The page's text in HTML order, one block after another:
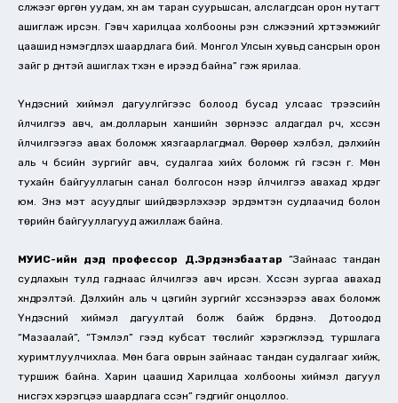
сүлжээг өргөн уудам, хүн ам таран суурьшсан, алслагдсан орон нутагт
ашиглаж ирсэн. Гэвч харилцаа холбооны үүрэн сүлжээний хүртээмжийг
цаашид нэмэгдүүлэх шаардлага бий. Монгол Улсын хувьд сансрын орон
зайг үр дүнтэй ашиглах түүхэн үе ирээд байна” гэж ярилаа.
Үндэсний хиймэл дагуулгүйгээс болоод бусад улсаас түрээсийн
үйлчилгээ авч, ам.долларын ханшийн зөрүүнээс алдагдал үүрч, хүссэн
үйлчилгээгээ авах боломж хязгаарлагдмал. Өөрөөр хэлбэл, дэлхийн
аль ч бүсийн зургийг авч, судалгаа хийх боломж үгүй гэсэн үг. Мөн
тухайн байгууллагын санал болгосон үнээр үйлчилгээ авахад хүрдэг
юм. Энэ мэт асуудлыг шийдвэрлэхээр эрдэмтэн судлаачид болон
төрийн байгууллагууд ажиллаж байна.
МУИС-ийн дэд профессор Д.Эрдэнэбаатар “Зайнаас тандан
судлахын тулд гаднаас үйлчилгээ авч ирсэн. Хүссэн зургаа авахад
хүндрэлтэй. Дэлхийн аль ч цэгийн зургийг хүссэнээрээ авах боломж
Үндэсний хиймэл дагуултай болж байж бүрдэнэ. Дотоодод
“Мазаалай”, “Тэмүүлэл” гээд кубсат төслийг хэрэгжүүлээд, туршлага
хуримтлуулчихлаа. Мөн бага оврын зайнаас тандан судалгааг хийж,
туршиж байна. Харин цаашид Харилцаа холбооны хиймэл дагуул
нисгэх хэрэгцээ шаардлага үүссэн” гэдгийг онцоллоо.